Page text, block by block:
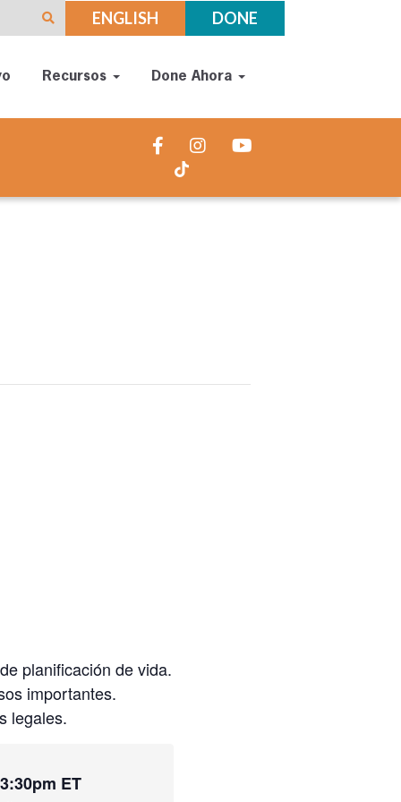
ENGLISH DONE
Recursos Done Ahora
planificación de vida.
importantes.
legales.
ET